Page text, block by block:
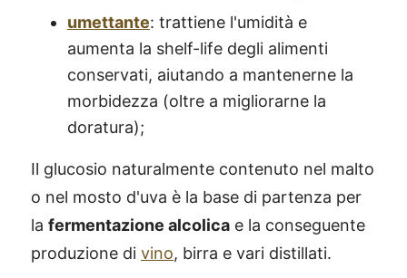
umettante: trattiene l'umidità e
aumenta la shelf-life degli alimenti
conservati, aiutando a mantenerne la
morbidezza (oltre a migliorarne la
doratura);
Il glucosio naturalmente contenuto nel malto
o nel mosto d'uva è la base di partenza per
la fermentazione alcolica e la conseguente
produzione di vino, birra e vari distillati.